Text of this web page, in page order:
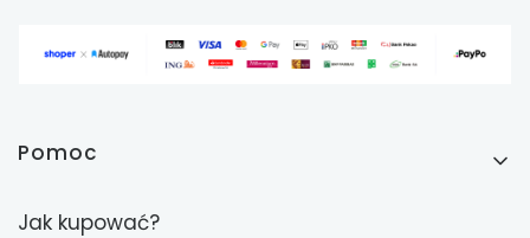
Linki w stopce
Pomoc
Jak kupować?